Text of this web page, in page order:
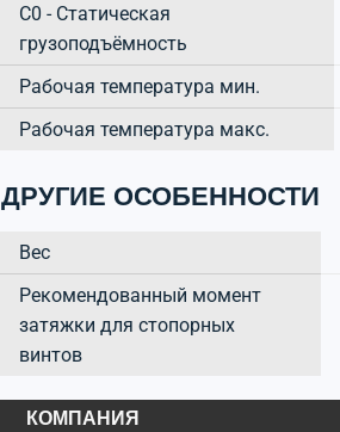
C0 - Статическая
грузоподъёмность
Рабочая температура мин.
Рабочая температура макс.
ДРУГИЕ ОСОБЕННОСТИ
Вес
Рекомендованный момент
затяжки для стопорных
винтов
КОМПАНИЯ